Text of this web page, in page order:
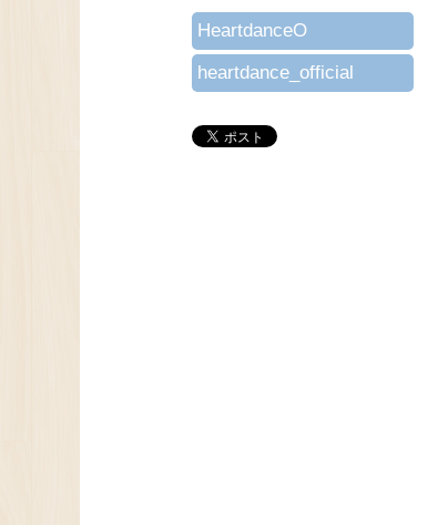
HeartdanceO
heartdance_official